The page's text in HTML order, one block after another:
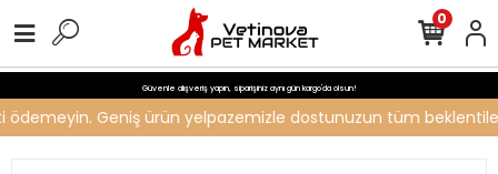
Güvenle alışveriş yapın, siparişiniz aynı gün kargo'da olsun!
Geniş ürün yelpazemizle dostunuzun tüm
0